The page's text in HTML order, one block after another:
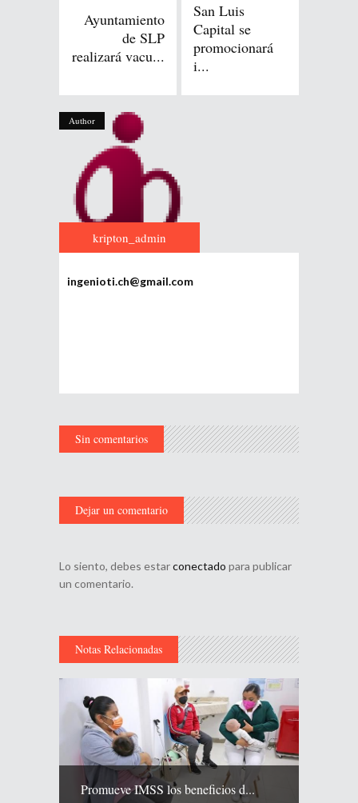
Ayuntamiento
de SLP
realizará vacu...
San Luis
Capital se
promocionará
i...
Author
kripton_admin
ingenioti.ch@gmail.com
Sin comentarios
Dejar un comentario
Lo siento, debes estarconectado para publicar
un comentario.
Notas Relacionadas
Promueve IMSS los beneficios d...